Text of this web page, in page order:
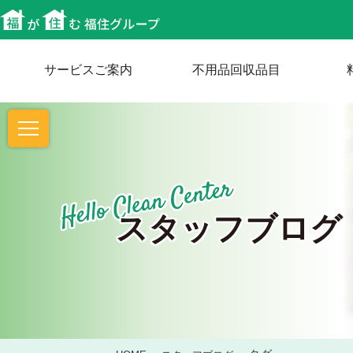
サービスご案内 不用品回収品目
スタッフブログ